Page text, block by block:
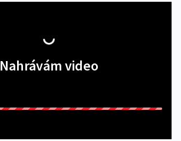
Nahrávám video